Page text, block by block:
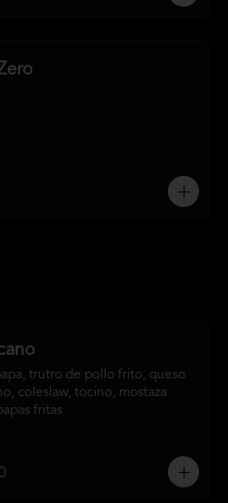
trutro de pollo frito, queso
coleslaw, tocino, mostaza
fritas